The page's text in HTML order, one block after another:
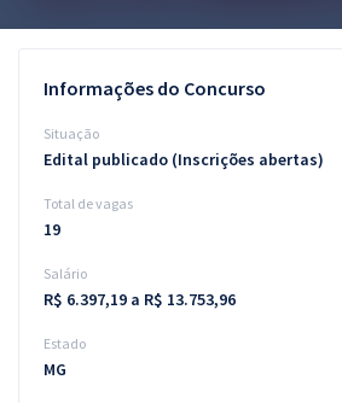
Blog
Atendimento
Informações do Concurso
Situação
Edital publicado (Inscrições abertas)
Total de vagas
19
Salário
R$ 6.397,19 a R$ 13.753,96
Estado
MG